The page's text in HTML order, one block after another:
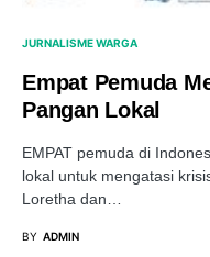
JURNALISME WARGA
Empat Pemuda
Pangan Lokal
EMPAT pemuda di
lokal untuk mengatasi
Loretha dan…
BY ADMIN